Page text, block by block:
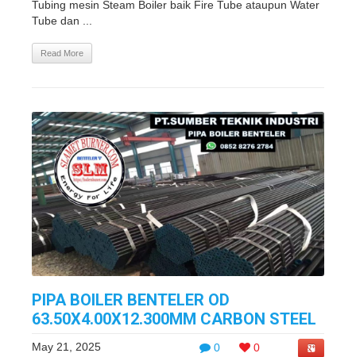
Tubing mesin Steam Boiler baik Fire Tube ataupun Water
Tube dan ...
Read More
PIPA BOILER BENTELER OD
63.50X4.00X12.300MM CARBON STEEL
0 0
May 21, 2025